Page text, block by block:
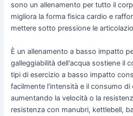
sono un allenamento per tutto il
migliora la forma fisica cardio e
mettere sotto pressione le
È un allenamento a basso impatto
galleggiabilità dell'acqua sostiene il
tipi di esercizio a basso impatto
facilmente l'intensità e il consumo di
aumentando la velocità o la
resistenza con manubri, kettlebell,